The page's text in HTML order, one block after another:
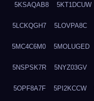
5KSAQAB8 5KT1DCUW
5LCKQGH7 5LOVPA8C
5MC4C6M0 5MOLUGED
5NSPSK7R 5NYZ03GV
5OPF8A7F 5PI2KCCW